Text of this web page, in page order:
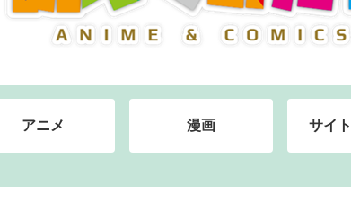
アニメ 漫画 サイ